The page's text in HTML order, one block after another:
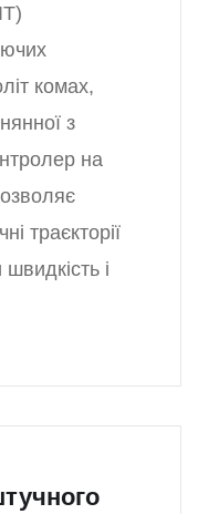
комах,
з
на
траєкторії
і